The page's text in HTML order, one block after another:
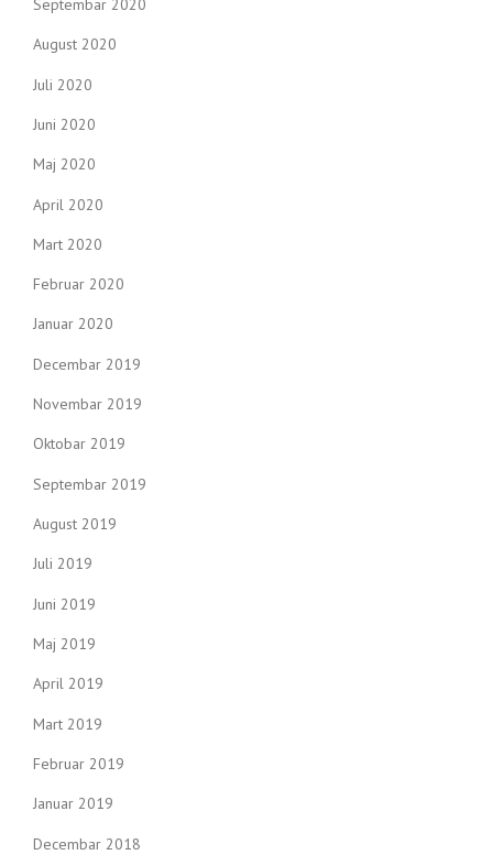
Septembar 2020
August 2020
Juli 2020
Juni 2020
Maj 2020
April 2020
Mart 2020
Februar 2020
Januar 2020
Decembar 2019
Novembar 2019
Oktobar 2019
Septembar 2019
August 2019
Juli 2019
Juni 2019
Maj 2019
April 2019
Mart 2019
Februar 2019
Januar 2019
Decembar 2018